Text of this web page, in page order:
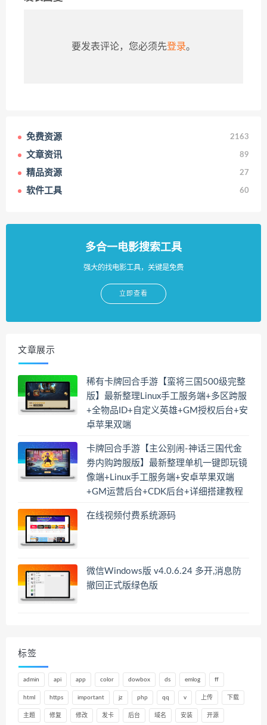
要发表评论，您必须先登录。
免费资源 2163
文章资讯 89
精品资源 27
软件工具 60
多合一电影搜索工具
强大的找电影工具，关键是免费
立即查看
文章展示
稀有卡牌回合手游【蛮将三国500级完整
版】最新整理Linux手工服务端+多区跨服
+全物品ID+自定义英雄+GM授权后台+安
卓苹果双端
卡牌回合手游【主公别闹-神话三国代金
劵内购跨服版】最新整理单机一键即玩镜
像端+Linux手工服务端+安卓苹果双端
+GM运营后台+CDK后台+详细搭建教程
在线视频付费系统源码
微信Windows版 v4.0.6.24 多开,消息防
撤回正式版绿色版
标签
admin api app color dowbox ds emlog ff
html https important jz php qq v 上传 下载
主题 修复 修改 发卡 后台 域名 安装 开源